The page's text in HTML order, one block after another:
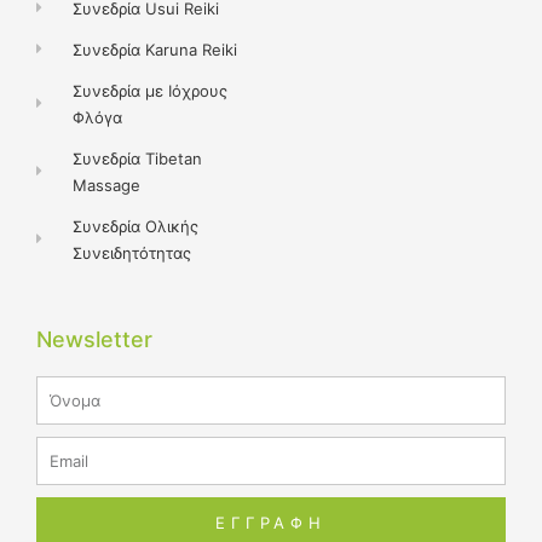
Συνεδρία Usui Reiki
Συνεδρία Karuna Reiki
Συνεδρία με Ιόχρους
Φλόγα
Συνεδρία Tibetan
Massage
Συνεδρία Ολικής
Συνειδητότητας
Newsletter
ΕΓΓΡΑΦΗ